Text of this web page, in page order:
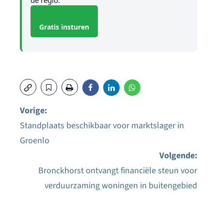
Gratis insturen
Bericht
Vorige:
Standplaats beschikbaar voor marktslager in
Groenlo
Volgende:
Bronckhorst ontvangt financiële steun voor
verduurzaming woningen in buitengebied